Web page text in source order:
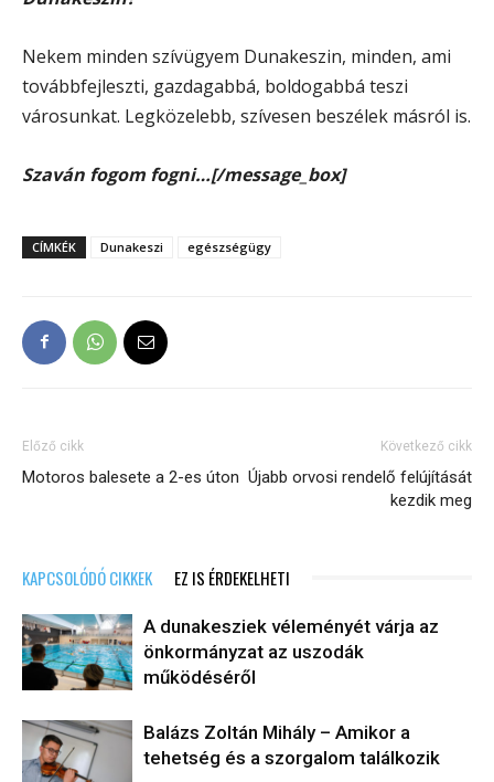
Nekem minden szívügyem Dunakeszin, minden, ami
továbbfejleszti, gazdagabbá, boldogabbá teszi
városunkat. Legközelebb, szívesen beszélek másról is.
Szaván fogom fogni…[/message_box]
CÍMKÉK Dunakeszi egészségügy
Előző cikk
Motoros balesete a 2-es úton
Következő cikk
Újabb orvosi rendelő felújítását
kezdik meg
KAPCSOLÓDÓ CIKKEK EZ IS ÉRDEKELHETI
A dunakesziek véleményét várja az
önkormányzat az uszodák
működéséről
Balázs Zoltán Mihály – Amikor a
tehetség és a szorgalom találkozik